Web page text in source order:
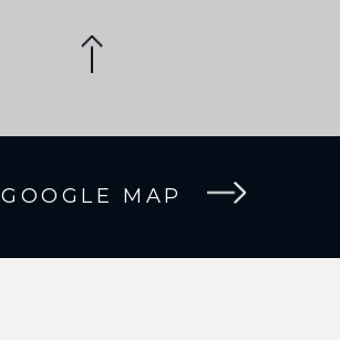
GOOGLE MAP